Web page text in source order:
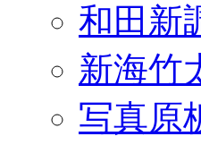
和田新
新海竹
写真原